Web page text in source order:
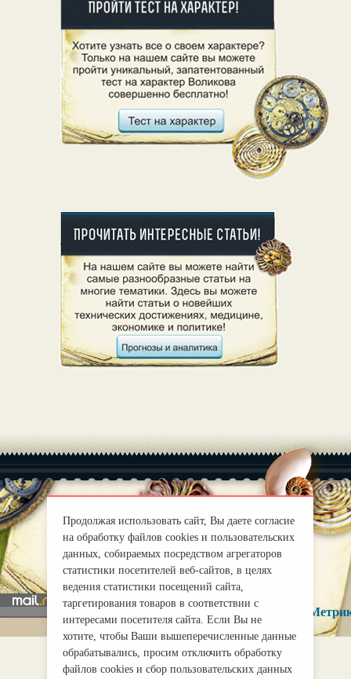
О нас |
Правила
mirprognoz@mail.ru
Продолжая использовать сайт, Вы даете согласие
на обработку файлов cookies и пользовательских
данных, собираемых посредством агрегаторов
статистики посетителей веб-сайтов, в целях
ведения статистики посещений сайта,
таргетирования товаров в соответствии с
интересами посетителя сайта. Если Вы не
хотите, чтобы Ваши вышеперечисленные данные
обрабатывались, просим отключить обработку
файлов cookies и сбор пользовательских данных